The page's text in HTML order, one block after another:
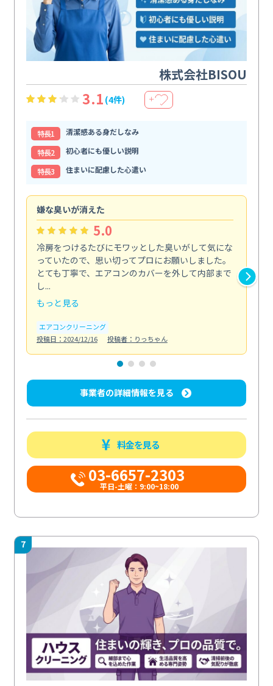
株式会社BISOU
3.1 (4件) ＋
特⻑1
清潔感ある身だしなみ
特⻑2
初心者にも優しい説明
特⻑3
住まいに配慮した心遣い
嫌な臭いが消えた
5.0
冷房をつけるたびにモワッとした臭いがして気にな
っていたので、思い切ってプロにお願いしました。
とても丁寧で、エアコンのカバーを外して内部まで
し...
もっと見る
エアコンクリーニング
投稿日：2024/12/16
投稿者：りっちゃん
事業者の詳細情報を見る
料金を見る
03-6657-2303
平日-土曜：9:00~18:00
7